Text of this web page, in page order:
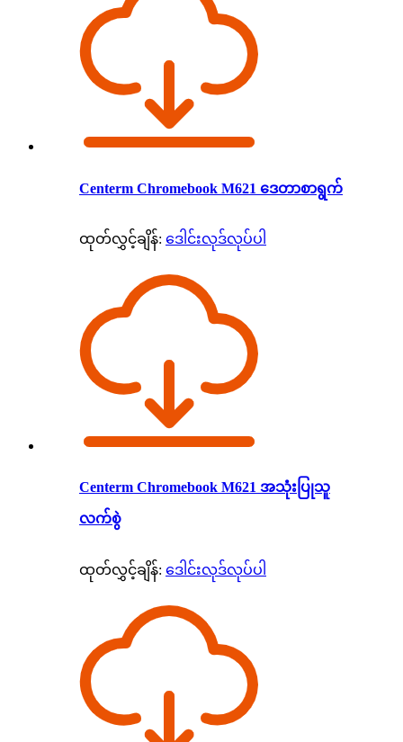
Centerm Chromebook M621 ဒေတာစာရွက်
ထုတ်လွှင့်ချိန်: ဒေါင်းလုဒ်လုပ်ပါ
Centerm Chromebook M621 အသုံးပြုသူ
လက်စွဲ
ထုတ်လွှင့်ချိန်: ဒေါင်းလုဒ်လုပ်ပါ